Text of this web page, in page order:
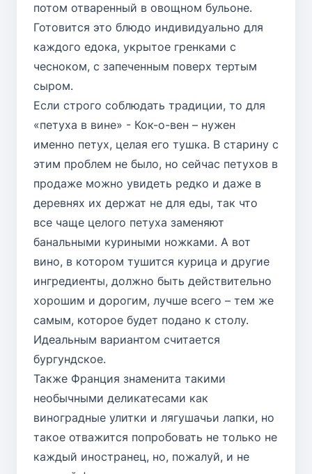
потом отваренный в овощном бульоне.
Готовится это блюдо индивидуально для
каждого едока, укрытое гренками с
чесноком, с запеченным поверх тертым
сыром.
Если строго соблюдать традиции, то для
«петуха в вине» - Кок-о-вен – нужен
именно петух, целая его тушка. В старину с
этим проблем не было, но сейчас петухов в
продаже можно увидеть редко и даже в
деревнях их держат не для еды, так что
все чаще целого петуха заменяют
банальными куриными ножками. А вот
вино, в котором тушится курица и другие
ингредиенты, должно быть действительно
хорошим и дорогим, лучше всего – тем же
самым, которое будет подано к столу.
Идеальным вариантом считается
бургундское.
Также Франция знаменита такими
необычными деликатесами как
виноградные улитки и лягушачьи лапки, но
такое отважится попробовать не только не
каждый иностранец, но, пожалуй, и не